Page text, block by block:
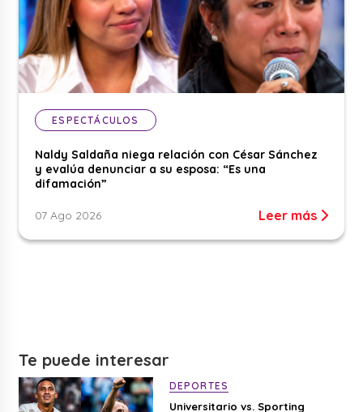
ESPECTÁCULOS
Naldy Saldaña niega relación con César Sánchez
y evalúa denunciar a su esposa: “Es una
difamación”
07 Ago 2026 Leer más
Te puede interesar
DEPORTES
Universitario vs. Sporting